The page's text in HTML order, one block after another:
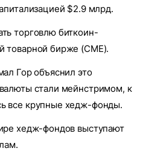
$2.9 млрд.
торговлю биткоин-
товарной бирже (CME).
Гор объяснил это
стали мейнстримом, к
все крупные хедж-фонды.
хедж-фондов выступают